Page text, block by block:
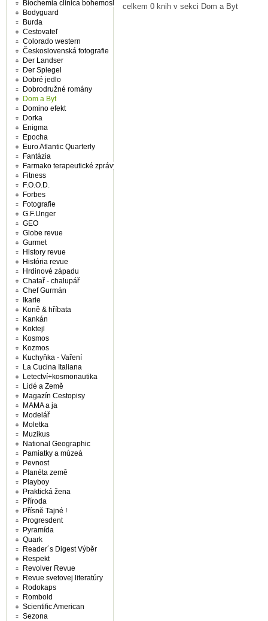
celkem 0 knih v sekci Dom a Byt
Biochemia clinica bohemoslovaca
Bodyguard
Burda
Cestovateľ
Colorado western
Československá fotografie
Der Landser
Der Spiegel
Dobré jedlo
Dobrodružné romány
Dom a Byt
Domino efekt
Dorka
Enigma
Epocha
Euro Atlantic Quarterly
Fantázia
Farmako terapeutické zprávy
Fitness
F.O.O.D.
Forbes
Fotografie
G.F.Unger
GEO
Globe revue
Gurmet
History revue
História revue
Hrdinové západu
Chatař - chalupář
Chef Gurmán
Ikarie
Koně & hříbata
Kankán
Koktejl
Kosmos
Kozmos
Kuchyňka - Vaření
La Cucina Italiana
Letectví+kosmonautika
Lidé a Země
Magazín Cestopisy
MAMA a ja
Modelář
Moletka
Muzikus
National Geographic
Pamiatky a múzeá
Pevnost
Planéta země
Playboy
Praktická žena
Příroda
Přísně Tajné !
Progresdent
Pyramída
Quark
Reader´s Digest Výběr
Respekt
Revolver Revue
Revue svetovej literatúry
Rodokaps
Romboid
Scientific American
Sezona